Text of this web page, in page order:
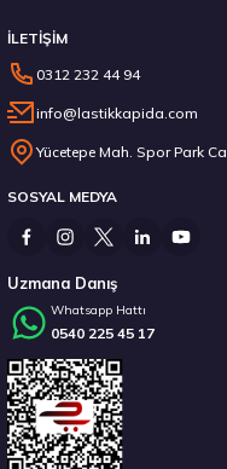
6.792,50 ₺
Stokta 12 Adet
İLETİŞİM
0312 232 44 94
info@lastikkapida.com
Yücetepe Mah. Spor Park
SOSYAL MEDYA
Uzmana Danış
Whatsapp Hattı
0540 225 45 17